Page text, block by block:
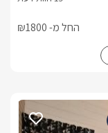
החל מ- ₪1800